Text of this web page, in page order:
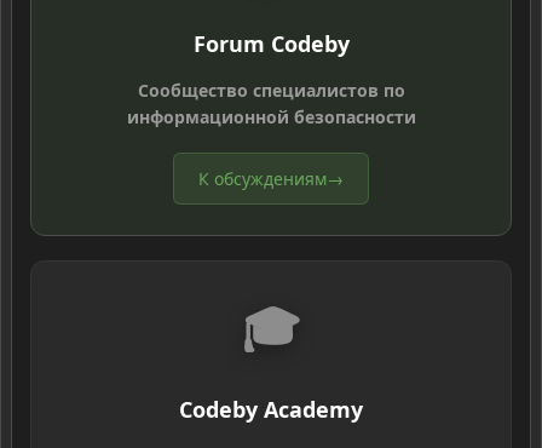
Forum Codeby
Сообщество специалистов по
информационной безопасности
К обсуждениям→
🎓
Codeby Academy